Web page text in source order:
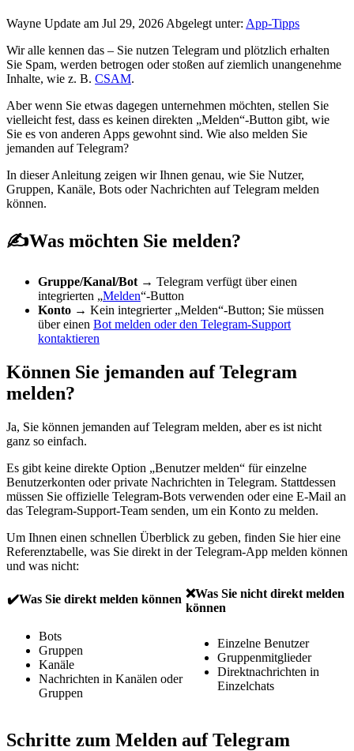
Wayne Update am Jul 29, 2026 Abgelegt unter: App-Tipps
Wir alle kennen das – Sie nutzen Telegram und plötzlich erhalten
Sie Spam, werden betrogen oder stoßen auf ziemlich unangenehme
Inhalte, wie z. B. CSAM.
Aber wenn Sie etwas dagegen unternehmen möchten, stellen Sie
vielleicht fest, dass es keinen direkten „Melden“-Button gibt, wie
Sie es von anderen Apps gewohnt sind. Wie also melden Sie
jemanden auf Telegram?
In dieser Anleitung zeigen wir Ihnen genau, wie Sie Nutzer,
Gruppen, Kanäle, Bots oder Nachrichten auf Telegram melden
können.
✍️Was möchten Sie melden?
Gruppe/Kanal/Bot → Telegram verfügt über einen
integrierten „Melden“-Button
Konto → Kein integrierter „Melden“-Button; Sie müssen
über einen Bot melden oder den Telegram-Support
kontaktieren
Können Sie jemanden auf Telegram
melden?
Ja, Sie können jemanden auf Telegram melden, aber es ist nicht
ganz so einfach.
Es gibt keine direkte Option „Benutzer melden“ für einzelne
Benutzerkonten oder private Nachrichten in Telegram. Stattdessen
müssen Sie offizielle Telegram-Bots verwenden oder eine E-Mail an
das Telegram-Support-Team senden, um ein Konto zu melden.
Um Ihnen einen schnellen Überblick zu geben, finden Sie hier eine
Referenztabelle, was Sie direkt in der Telegram-App melden können
und was nicht:
✔️Was Sie direkt melden können ❌Was Sie nicht direkt melden
können
Bots
Gruppen
Kanäle
Nachrichten in Kanälen oder
Gruppen
Einzelne Benutzer
Gruppenmitglieder
Direktnachrichten in
Einzelchats
Schritte zum Melden auf Telegram